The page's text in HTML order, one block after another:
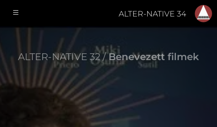
ALTER-NATIVE 34
ALTER-NATIVE 32 /Benevezett filmek